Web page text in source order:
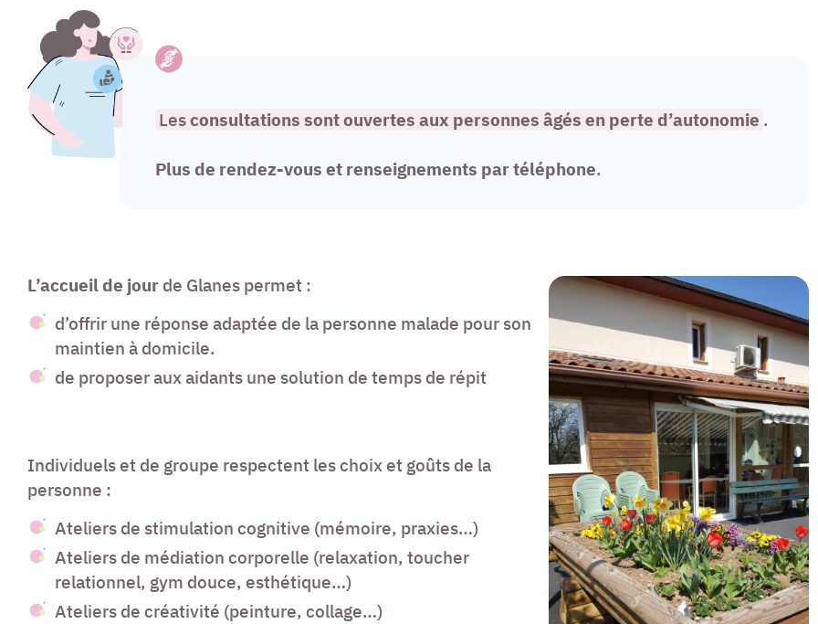
Lesconsultations sont ouvertes aux personnes âgés en perte d’autonomie .
Plus de rendez-vous et renseignements par téléphone.
L’accueil de jour de Glanes permet :
d’offrir une réponse adaptée de la personne malade pour son
maintien à domicile.
de proposer aux aidants une solution de temps de répit
Individuels et de groupe respectent les choix et goûts de la
personne :
Ateliers de stimulation cognitive (mémoire, praxies…)
Ateliers de médiation corporelle (relaxation, toucher
relationnel, gym douce, esthétique…)
Ateliers de créativité (peinture, collage…)